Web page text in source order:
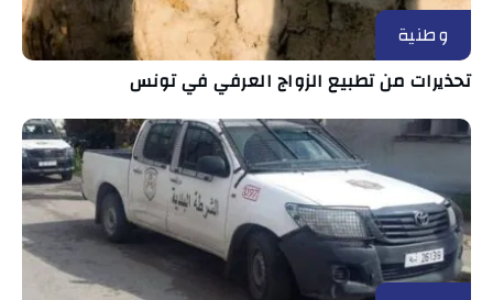
وطنية
تحذيرات من تطبيع الزواج العرفي في تونس